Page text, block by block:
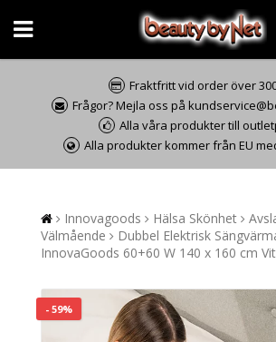
Fraktfritt vid order över
Frågor? Mejla oss på
Alla våra produkter till
Alla produkter kommer från EU
Innovagoods Hälsa Skönhet
Välmående
Dubbel Elektrisk
InnovaGoods 60+60 W 140 x 160 cm Vit
- 59%